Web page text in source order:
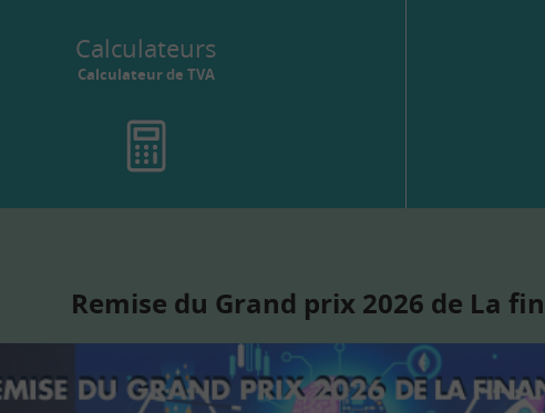
Calculateurs
Calculateur de TVA
Remise du Grand prix 2026 de La